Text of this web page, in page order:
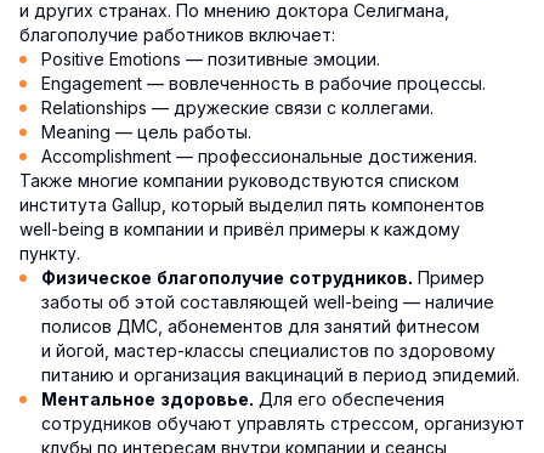
и других странах. По мнению доктора Селигмана,
благополучие работников включает:
Positive Emotions — позитивные эмоции.
Engagement — вовлеченность в рабочие процессы.
Relationships — дружеские связи с коллегами.
Meaning — цель работы.
Accomplishment — профессиональные достижения.
Также многие компании руководствуются списком
института Gallup, который выделил пять компонентов
well-being в компании и привёл примеры к каждому
пункту.
Физическое благополучие сотрудников. Пример
заботы об этой составляющей well-being — наличие
полисов ДМС, абонементов для занятий фитнесом
и йогой, мастер-классы специалистов по здоровому
питанию и организация вакцинаций в период эпидемий.
Ментальное здоровье. Для его обеспечения
сотрудников обучают управлять стрессом, организуют
клубы по интересам внутри компании и сеансы